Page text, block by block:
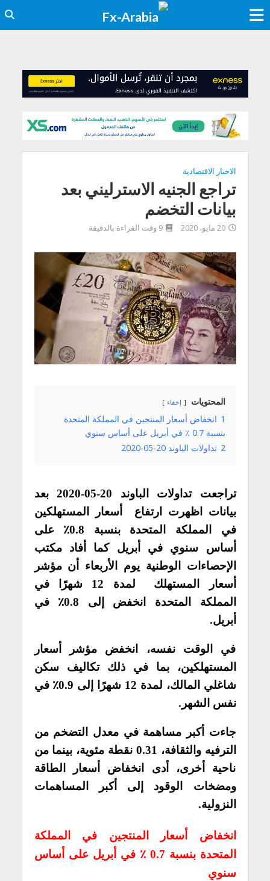
الاخبار الاقتصادية
تراجع الجنيه الاسترليني بعد
بيانات التخضم
20 مايو، 2020 9 وقت القراءة بالدقيقة
المحتويات إخفاء
1 انخفاض أسعار المنتجين في المملكة المتحدة
بنسبة 0.7 ٪ في أبريل على أساس سنوي
2 تداولات الباوند 20-05-2020
تراجعت تداولات الباوند 20-05-2020 بعد
بيانات اظهرت ارتفاع أسعار المستهلكين
في المملكة المتحدة بنسبة 0.8٪ على
أساس سنوي في أبريل كما
أفاد مكتب
الإحصاءات الوطنية يوم الأربعاء أن مؤشر
أسعار المستهلك لمدة 12 شهرًا في
المملكة المتحدة انخفض إلى 0.8٪ في
أبريل.
في الوقت نفسه، انخفض مؤشر أسعار
المستهلكين، بما في ذلك تكاليف سكن
شاغلي المالك، لمدة 12 شهرًا إلى 0.9٪ في
نفس الشهر.
جاءت أكبر مساهمة في معدل التضخم من
الترفيه والثقافة، 0.31 نقطة مئوية، بينما من
ناحية أخرى، أدى انخفاض أسعار الطاقة
ومضخات الوقود إلى أكبر المساهمات
النزولية.
انخفاض أسعار المنتجين في المملكة
المتحدة بنسبة 0.7 ٪ في أبريل على أساس
سنوي